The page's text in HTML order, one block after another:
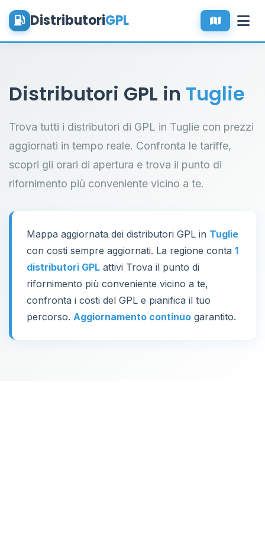
DistributoriGPL
Distributori GPL in Tuglie
Trova tutti i distributori di GPL in Tuglie con prezzi
aggiornati in tempo reale. Confronta le tariffe,
scopri gli orari di apertura e trova il punto di
rifornimento più conveniente vicino a te.
Mappa aggiornata dei distributori GPL in Tuglie
con costi sempre aggiornati. La regione conta 1
distributori GPL attivi Trova il punto di
rifornimento più conveniente vicino a te,
confronta i costi del GPL e pianifica il tuo
percorso. Aggiornamento continuo garantito.